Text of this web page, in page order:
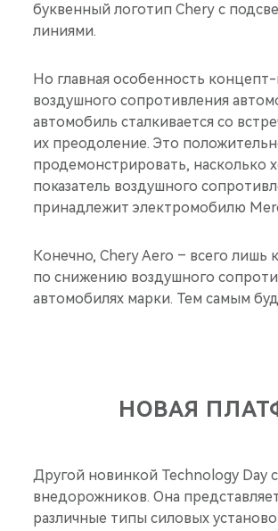
буквенный логотип Chery с
линиями.
Но главная особенность
воздушного сопротивления
автомобиль сталкивается со
их преодоление. Это
продемонстрировать, насколько
показатель воздушного
принадлежит электромобилю
Конечно, Chery Aero – всего
по снижению воздушного
автомобилях марки. Тем самым
НОВАЯ
Другой новинкой Technology Day
внедорожников. Она
различные типы силовых